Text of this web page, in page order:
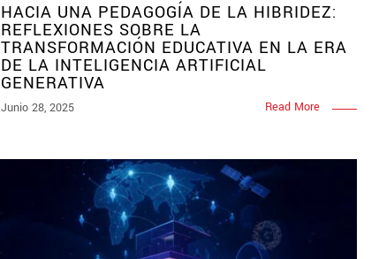
HACIA UNA PEDAGOGÍA DE LA HIBRIDEZ:
REFLEXIONES SOBRE LA
TRANSFORMACIÓN EDUCATIVA EN LA ERA
DE LA INTELIGENCIA ARTIFICIAL
GENERATIVA
Junio 28, 2025 Read More